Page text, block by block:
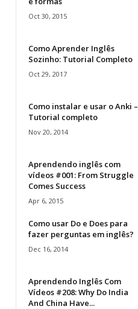
Oct 30, 2015
Como Aprender Inglês
Sozinho: Tutorial Completo
Oct 29, 2017
Como instalar e usar o Anki –
Tutorial completo
Nov 20, 2014
Aprendendo inglês com
vídeos #001: From Struggle
Comes Success
Apr 6, 2015
Como usar Do e Does para
fazer perguntas em inglês?
Dec 16, 2014
Aprendendo Inglês Com
Vídeos #208: Why Do India
And China Have...